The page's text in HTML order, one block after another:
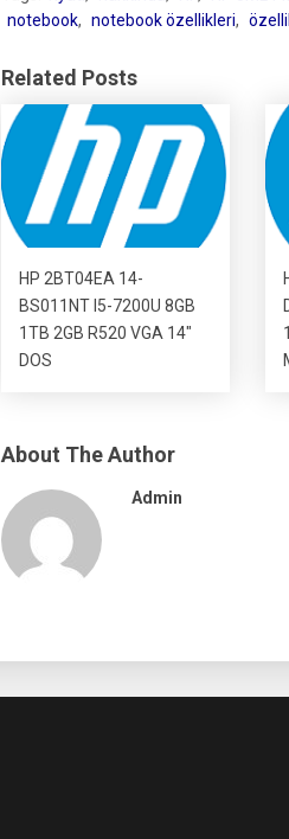
notebook, notebook özellikleri,
Related Posts
HP 2BT04EA 14-
BS011NT I5-7200U 8GB
1TB 2GB R520 VGA 14″
DOS
About The Author
Admin